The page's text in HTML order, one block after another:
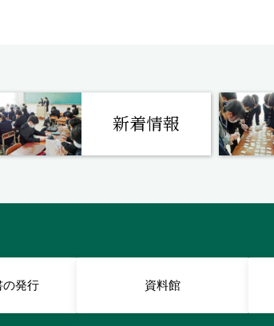
新着情報
の発行 資料館